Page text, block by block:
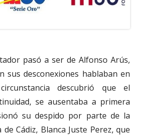
pasó a ser de Alfonso Arús,
sus desconexiones hablaban en
descubrió que el
se ausentaba a primera
su despido por parte de la
Cádiz, Blanca Juste Perez, que